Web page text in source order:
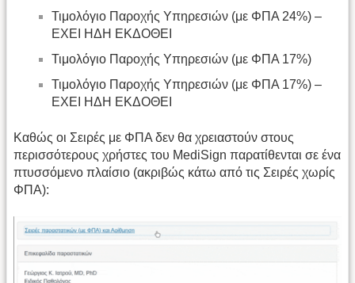
Τιμολόγιο Παροχής Υπηρεσιών (με ΦΠΑ 24%) –
ΕΧΕΙ ΗΔΗ ΕΚΔΟΘΕΙ
Τιμολόγιο Παροχής Υπηρεσιών (με ΦΠΑ 17%)
Τιμολόγιο Παροχής Υπηρεσιών (με ΦΠΑ 17%) –
ΕΧΕΙ ΗΔΗ ΕΚΔΟΘΕΙ
Καθώς οι Σειρές με ΦΠΑ δεν θα χρειαστούν στους
περισσότερους χρήστες του MediSign παρατίθενται σε ένα
πτυσσόμενο πλαίσιο (ακριβώς κάτω από τις Σειρές χωρίς
ΦΠΑ):